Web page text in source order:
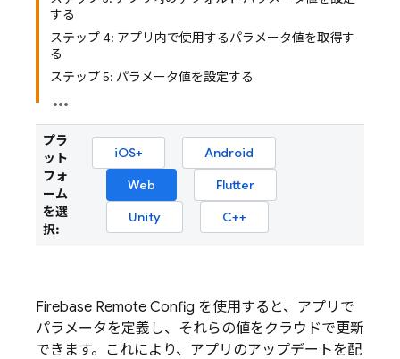
する
ステップ 4: アプリ内で使用するパラメータ値を取得す
る
ステップ 5: パラメータ値を設定する
プラ
ット
フォ
ーム
を選
択:
iOS+
Android
Web
Flutter
Unity
C++
Firebase Remote Config を使用すると、アプリで
パラメータを定義し、それらの値をクラウドで更新
できます。これにより、アプリのアップデートを配